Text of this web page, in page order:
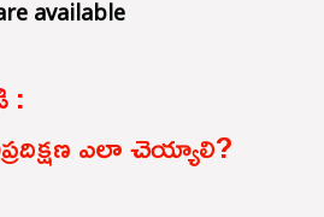
available
:
ఎలా చెయ్యాలి?